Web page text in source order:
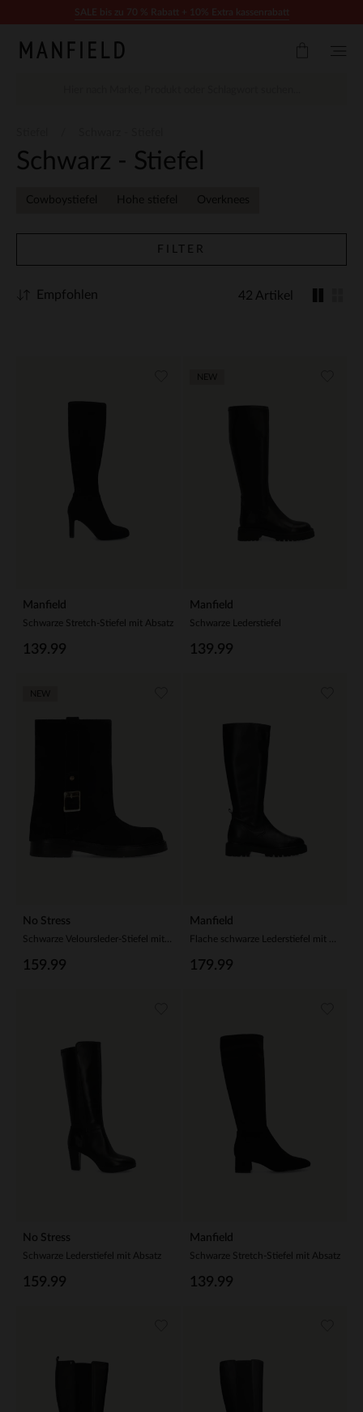
Schwarz - Stiefel
Cowboystiefel Hohe stiefel Overknees
FILTER
42 Artikel
Empfohlen
Manfield
Schwarze Stretch-Stiefel mit Absatz
139.99
Manfield
Schwarze Lederstiefel
139.99
No Stress
159.99
Manfield
179.99
No Stress
Schwarze Lederstiefel mit Absatz
159.99
Manfield
Schwarze Stretch-Stiefel mit Absatz
139.99